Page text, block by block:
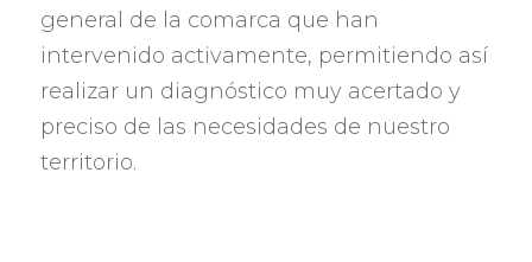
general de la comarca que han
intervenido activamente, permitiendo así
realizar un diagnóstico muy acertado y
preciso de las necesidades de nuestro
territorio.